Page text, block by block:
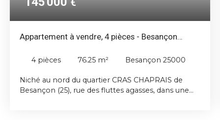
€
Appartement à vendre, 4 pièces - Besançon
4 pièces 76.25 m² Besançon 25000
Niché au nord du quartier CRAS CHAPRAIS de
Besançon (25), rue des fluttes agasses, dans une